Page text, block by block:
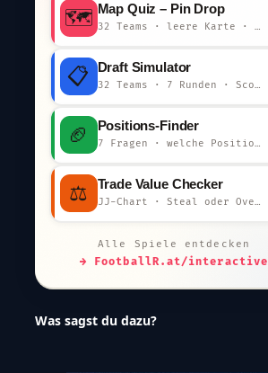
🗺️ Map Quiz – Pin Drop
32 Teams · leere Karte · km-Wertung
📋 Draft Simulator
32 Teams · 7 Runden · Scout-Kommentar
🏈 Positions-Finder
7 Fragen · welche Position bist du?
⚖️ Trade Value Checker
JJ-Chart · Steal oder Overpay?
Alle Spiele entdecken
→ FootballR.at/interactive
Was sagst du dazu?